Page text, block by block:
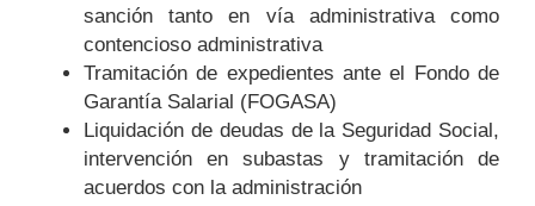
sanción tanto en vía administrativa como
contencioso administrativa
Tramitación de expedientes ante el Fondo de
Garantía Salarial (FOGASA)
Liquidación de deudas de la Seguridad Social,
intervención en subastas y tramitación de
acuerdos con la administración